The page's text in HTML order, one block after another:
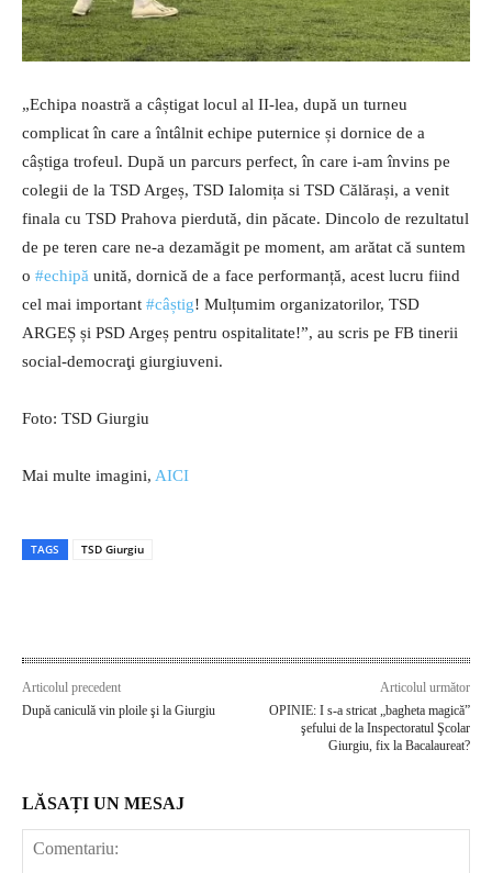
„Echipa noastră a câștigat locul al II-lea, după un turneu
complicat în care a întâlnit echipe puternice și dornice de a
câștiga trofeul. După un parcurs perfect, în care i-am învins pe
colegii de la TSD Argeș, TSD Ialomița si TSD Călărași, a venit
finala cu TSD Prahova pierdută, din păcate. Dincolo de rezultatul
de pe teren care ne-a dezamăgit pe moment, am arătat că suntem
o #echipă unită, dornică de a face performanță, acest lucru fiind
cel mai important #câștig! Mulțumim organizatorilor, TSD
ARGEȘ și PSD Argeș pentru ospitalitate!”, au scris pe FB tinerii
social-democraţi giurgiuveni.
Foto: TSD Giurgiu
Mai multe imagini, AICI
TAGS TSD Giurgiu
Articolul precedent
După caniculă vin ploile şi la Giurgiu
Articolul următor
OPINIE: I s-a stricat „bagheta magică”
şefului de la Inspectoratul Şcolar
Giurgiu, fix la Bacalaureat?
LĂSAȚI UN MESAJ